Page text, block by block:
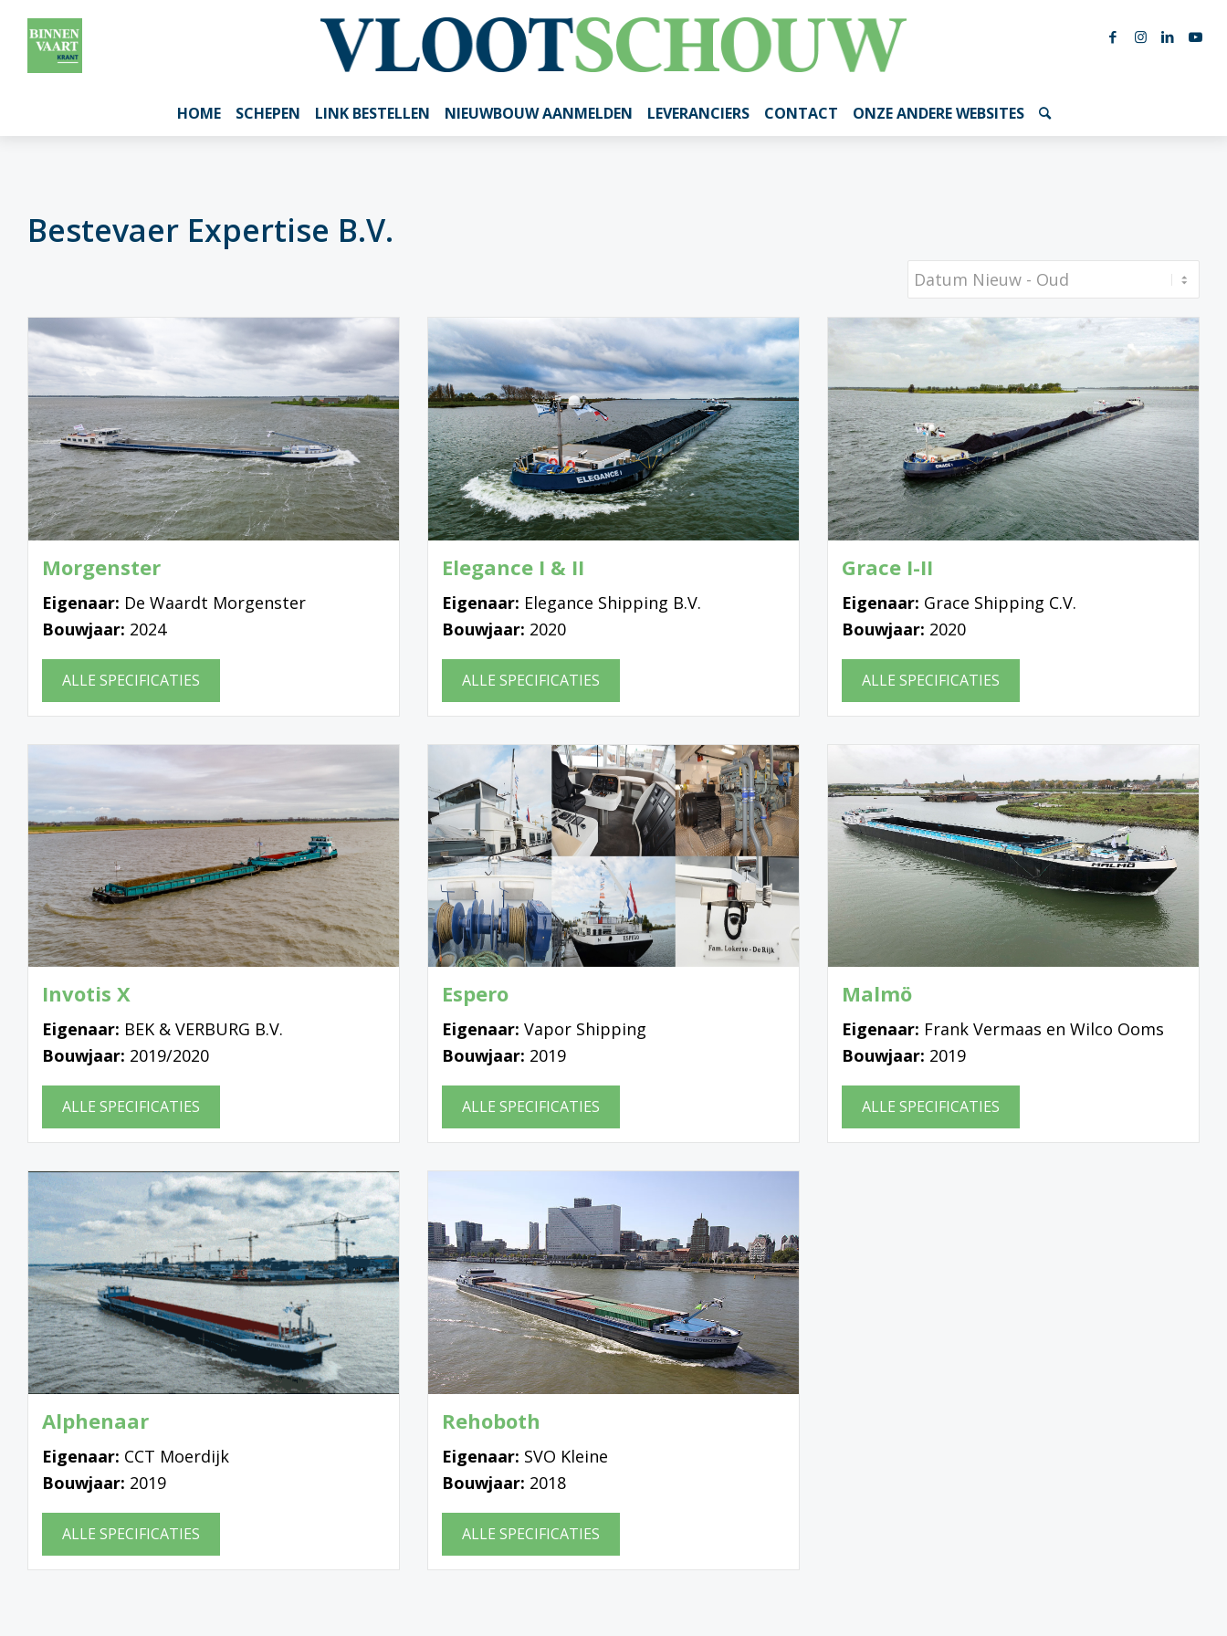
HOME SCHEPEN LINK BESTELLEN NIEUWBOUW AANMELDEN LEVERANCIERS CONTACT ONZE ANDERE WEBSITES
Bestevaer Expertise B.V.
Morgenster
Eigenaar: De Waardt Morgenster
Bouwjaar: 2024
ALLE SPECIFICATIES
Elegance I & II
Eigenaar: Elegance Shipping B.V.
Bouwjaar: 2020
ALLE SPECIFICATIES
Grace I-II
Eigenaar: Grace Shipping C.V.
Bouwjaar: 2020
ALLE SPECIFICATIES
Invotis X
Eigenaar: BEK & VERBURG B.V.
Bouwjaar: 2019/2020
ALLE SPECIFICATIES
Espero
Eigenaar: Vapor Shipping
Bouwjaar: 2019
ALLE SPECIFICATIES
Malmö
Eigenaar: Frank Vermaas en Wilco Ooms
Bouwjaar: 2019
ALLE SPECIFICATIES
Alphenaar
Eigenaar: CCT Moerdijk
Bouwjaar: 2019
ALLE SPECIFICATIES
Rehoboth
Eigenaar: SVO Kleine
Bouwjaar: 2018
ALLE SPECIFICATIES